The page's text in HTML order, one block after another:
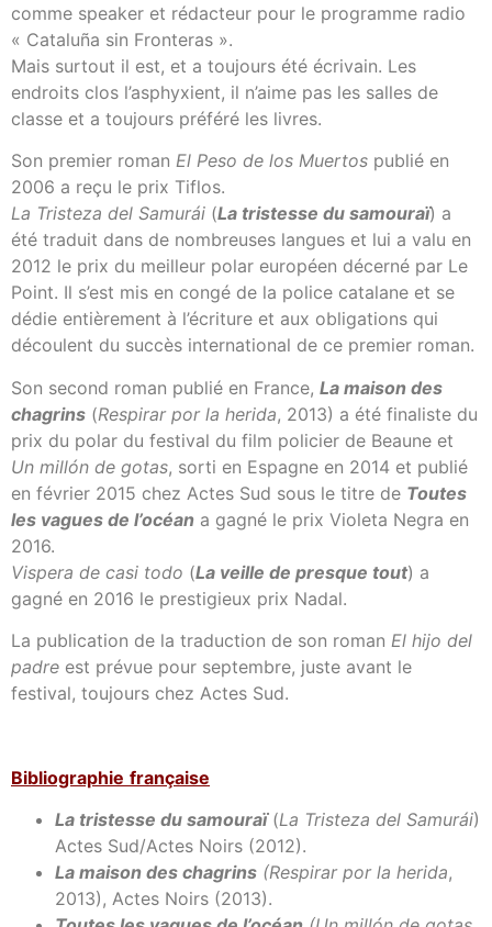
comme speaker et rédacteur pour le programme radio
« Cataluña sin Fronteras ».
Mais surtout il est, et a toujours été écrivain. Les
endroits clos l’asphyxient, il n’aime pas les salles de
classe et a toujours préféré les livres.
Son premier roman El Peso de los Muertos publié en
2006 a reçu le prix Tiflos.
La Tristeza del Samurái (La tristesse du samouraï) a
été traduit dans de nombreuses langues et lui a valu en
2012 le prix du meilleur polar européen décerné par Le
Point. Il s’est mis en congé de la police catalane et se
dédie entièrement à l’écriture et aux obligations qui
découlent du succès international de ce premier roman.
Son second roman publié en France, La maison des
chagrins (Respirar por la herida, 2013) a été finaliste du
prix du polar du festival du film policier de Beaune et
Un millón de gotas, sorti en Espagne en 2014 et publié
en février 2015 chez Actes Sud sous le titre de Toutes
les vagues de l’océan a gagné le prix Violeta Negra en
2016.
Vispera de casi todo (La veille de presque tout) a
gagné en 2016 le prestigieux prix Nadal.
La publication de la traduction de son roman El hijo del
padre est prévue pour septembre, juste avant le
festival, toujours chez Actes Sud.
Bibliographie française
La tristesse du samouraï(La Tristeza del Samurái)
Actes Sud/Actes Noirs (2012).
La maison des chagrins (Respirar por la herida,
2013), Actes Noirs (2013).